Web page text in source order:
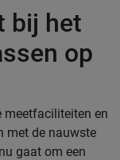
bij het
op
meetfaciliteiten en
met de nauwste
gaat om een